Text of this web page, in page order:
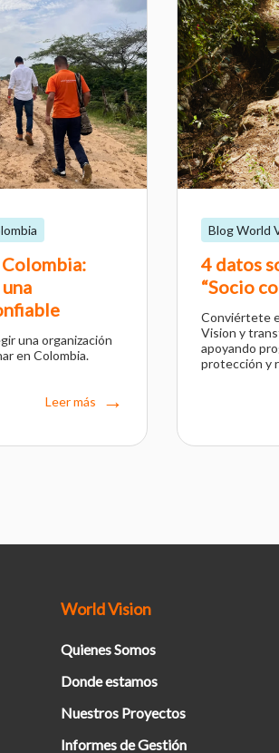
una organización
en Colombia.
Leer más
Blog World
4 datos
“Socio
Conviértete
Vision y
apoyando
protección y
World Vision
Quienes Somos
Donde estamos
Nuestros Proyectos
Informes de Gestión